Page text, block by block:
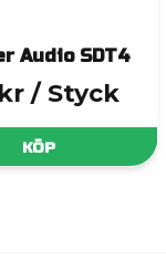
Audio SDT4
/ Styck
KÖP